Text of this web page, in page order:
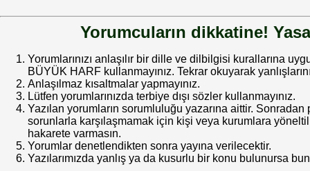
Yorumcuların dikkatine!
Yorumlarınızı anlaşılır bir dille ve dilbilgisi kurallarına
BÜYÜK HARF kullanmayınız. Tekrar okuyarak
Anlaşılmaz kısaltmalar yapmayınız.
Lütfen yorumlarınızda terbiye dışı sözler kullanmayınız.
Yazılan yorumların sorumluluğu yazarına aittir.
sorunlarla karşılaşmamak için kişi veya kurumlara
hakarete varmasın.
Yorumlar denetlendikten sonra yayına verilecektir.
Yazılarımızda yanlış ya da kusurlu bir konu bulunursa